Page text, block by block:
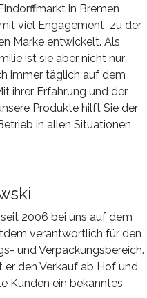
in Bremen
viel Engagement zu der
Marke entwickelt. Als
ist sie aber nicht nur
immer täglich auf dem
ihrer Erfahrung und der
Produkte hilft Sie der
in allen Situationen
2006 bei uns auf dem
verantwortlich für den
und Verpackungsbereich.
den Verkauf ab Hof und
Kunden ein bekanntes